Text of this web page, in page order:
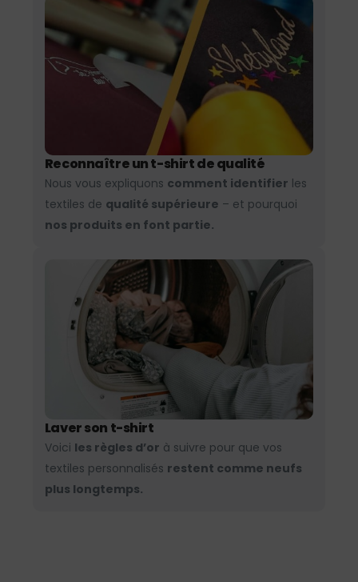
Reconnaître un t-shirt de qualité
Nous vous expliquons comment identifier les
textiles de qualité supérieure – et pourquoi
nos produits en font partie.
Laver son t-shirt
Voici les règles d’or à suivre pour que vos
textiles personnalisés restent comme neufs
plus longtemps.